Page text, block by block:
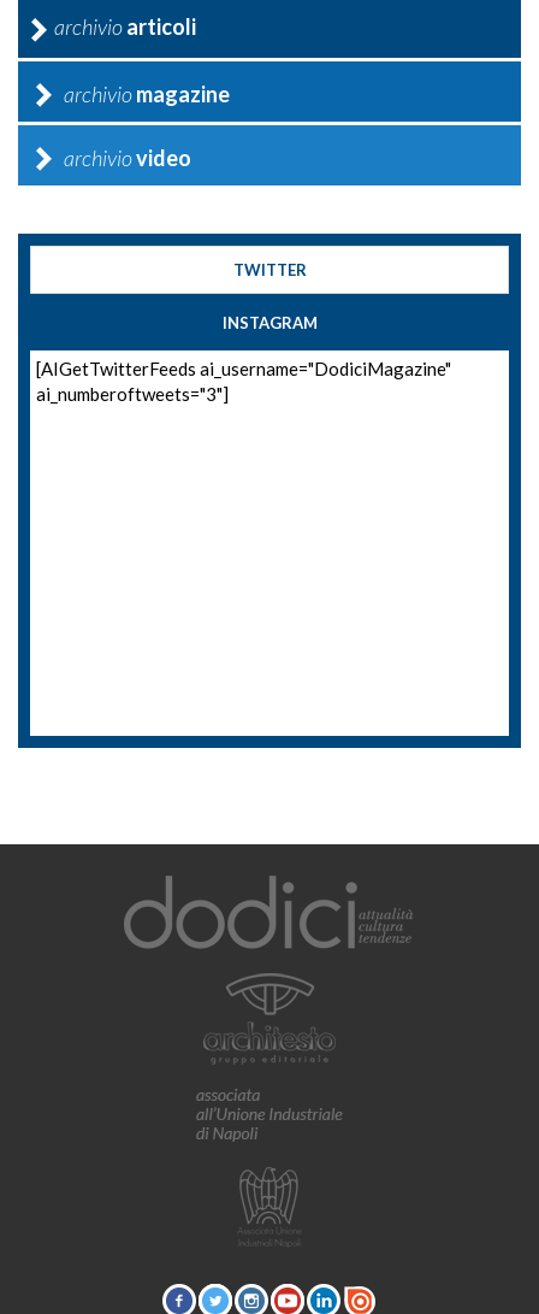
archivioarticoli
archiviomagazine
archiviovideo
TWITTER
INSTAGRAM
[AIGetTwitterFeeds ai_username="DodiciMagazine"
ai_numberoftweets="3"]